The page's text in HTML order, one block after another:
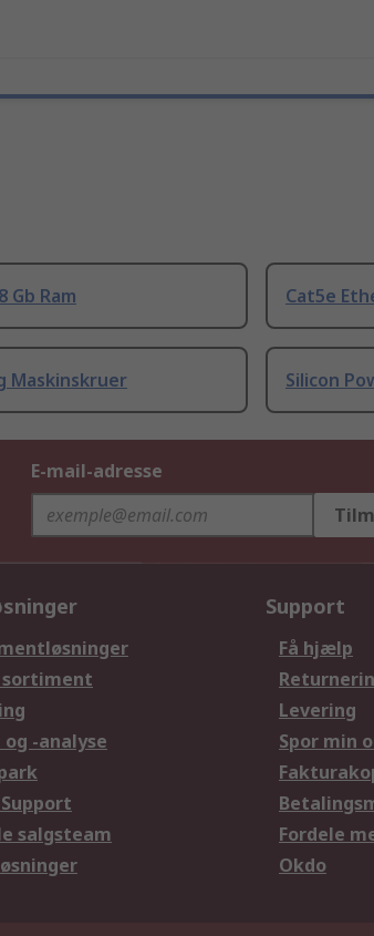
Gb Ram Cat5e
Maskinskruer Silicon
E-mail-adresse
-analyse
salgsteam
Support
Få hjælp
Levering
Spor min
Fordele
Okdo